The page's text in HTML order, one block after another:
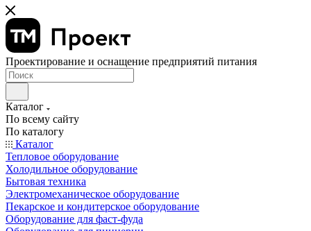
Проектирование и оснащение предприятий питания
Каталог
По всему сайту
По каталогу
Каталог
Тепловое оборудование
Холодильное оборудование
Бытовая техника
Электромеханическое оборудование
Пекарское и кондитерское оборудование
Оборудование для фаст-фуда